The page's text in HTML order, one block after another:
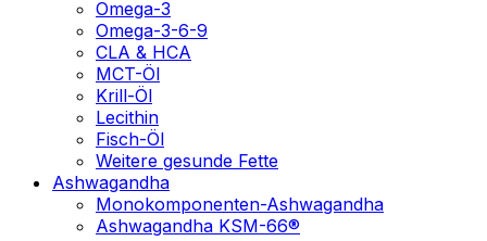
Omega-3
Omega-3-6-9
CLA & HCA
MCT-Öl
Krill-Öl
Lecithin
Fisch-Öl
Weitere gesunde Fette
Ashwagandha
Monokomponenten-Ashwagandha
Ashwagandha KSM-66®